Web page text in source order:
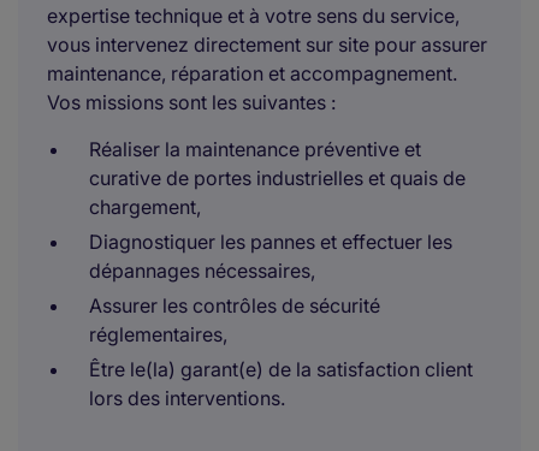
expertise technique et à votre sens du service,
vous intervenez directement sur site pour assurer
maintenance, réparation et accompagnement.
Vos missions sont les suivantes :
Réaliser la maintenance préventive et
curative de portes industrielles et quais de
chargement,
Diagnostiquer les pannes et effectuer les
dépannages nécessaires,
Assurer les contrôles de sécurité
réglementaires,
Être le(la) garant(e) de la satisfaction client
lors des interventions.